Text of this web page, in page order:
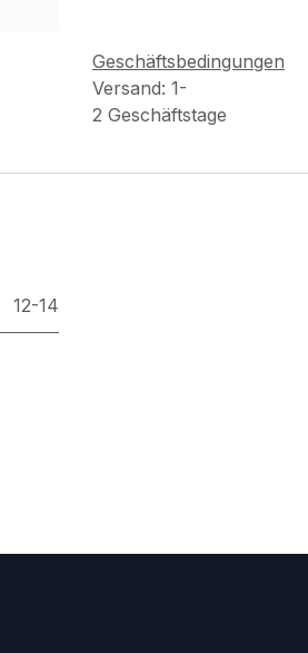
Geschäftsbedingungen
Versand: 1-
2 Geschäftstage
12-14